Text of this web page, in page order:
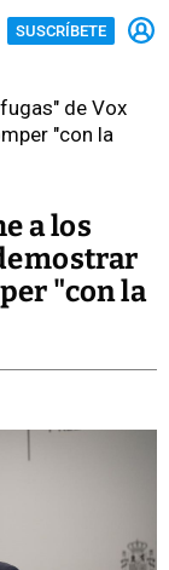
SUSCRÍBETE
de Vox
"con la
a los
"con la